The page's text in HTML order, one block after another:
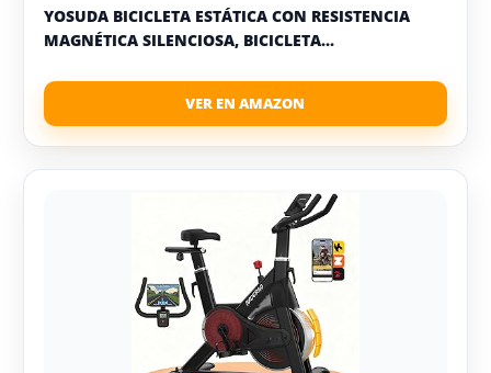
YOSUDA BICICLETA ESTÁTICA CON RESISTENCIA
MAGNÉTICA SILENCIOSA, BICICLETA...